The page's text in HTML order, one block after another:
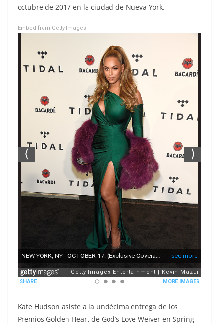
octubre de 2017 en la ciudad de Nueva York.
Embed from Getty Images
Kate Hudson asiste a la undécima entrega de los
Premios Golden Heart de God’s Love Weiver en Spring